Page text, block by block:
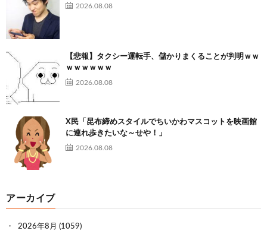
2026.08.08
【悲報】タクシー運転手、儲かりまくることが判明ｗｗ
ｗｗｗｗｗｗ
2026.08.08
X民「昆布締めスタイルでちいかわマスコットを映画館
に連れ歩きたいな～せや！」
2026.08.08
アーカイブ
2026年8月 (1059)